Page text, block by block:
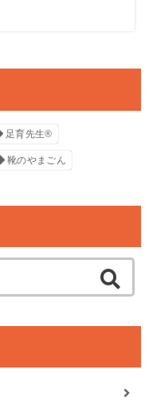
足育先生®
靴のやまごん